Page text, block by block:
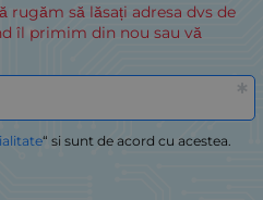
rugăm să lăsați adresa dvs de
îl primim din nou sau vă
“ si sunt de acord cu acestea.